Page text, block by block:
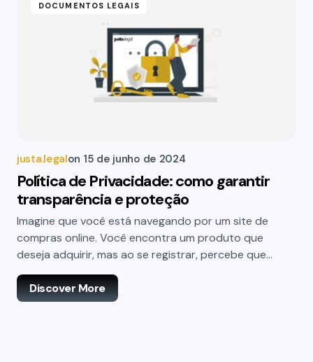
DOCUMENTOS LEGAIS
justa.legalon 15 de junho de 2024
Política de Privacidade: como garantir
transparência e proteção
Imagine que você está navegando por um site de
compras online. Você encontra um produto que
deseja adquirir, mas ao se registrar, percebe que…
Discover More